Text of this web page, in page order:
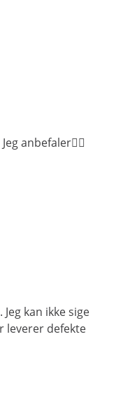
anbefaler👌🏼
kan ikke sige
leverer defekte